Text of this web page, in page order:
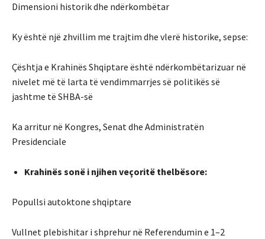
Dimensioni historik dhe ndërkombëtar
Ky është një zhvillim me trajtim dhe vlerë historike, sepse:
Çështja e Krahinës Shqiptare është ndërkombëtarizuar në
nivelet më të larta të vendimmarrjes së politikës së
jashtme të SHBA-së
Ka arritur në Kongres, Senat dhe Administratën
Presidenciale
Krahinës sonë i njihen veçoritë thelbësore:
Popullsi autoktone shqiptare
Vullnet plebishitar i shprehur në Referendumin e 1–2